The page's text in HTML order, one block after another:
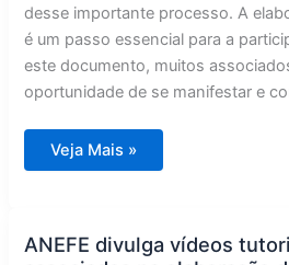
desse importante processo. A
é um passo essencial para a
este documento, muitos
oportunidade de se manifestar e
ANAFE
disponibiliza
auxiliar
associados
Veja Mais »
ANEFE divulga vídeos